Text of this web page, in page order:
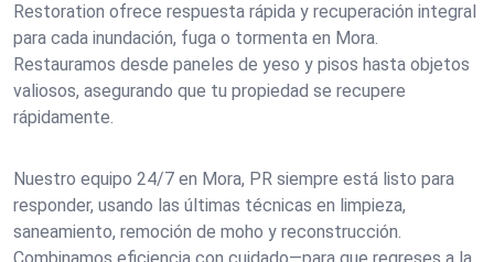
Restoration ofrece respuesta rápida y recuperación integral
para cada inundación, fuga o tormenta en Mora.
Restauramos desde paneles de yeso y pisos hasta objetos
valiosos, asegurando que tu propiedad se recupere
rápidamente.
Nuestro equipo 24/7 en Mora, PR siempre está listo para
responder, usando las últimas técnicas en limpieza,
saneamiento, remoción de moho y reconstrucción.